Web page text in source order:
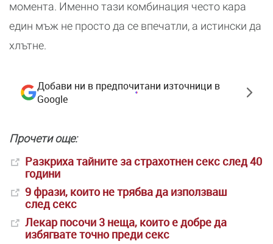
момента. Именно тази комбинация често кара
един мъж не просто да се впечатли, а истински да
хлътне.
Добави ни в предпочитани източници в
Google
Прочети още:
Разкриха тайните за страхотнен секс след 40
години
9 фрази, които не трябва да използваш
след секс
Лекар посочи 3 неща, които е добре да
избягвате точно преди секс